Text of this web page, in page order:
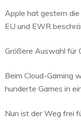
Apple hat gestern
EU und EWR
Größere Auswahl für
Beim Cloud-Gaming
hunderte Games in
Nun ist der Weg frei